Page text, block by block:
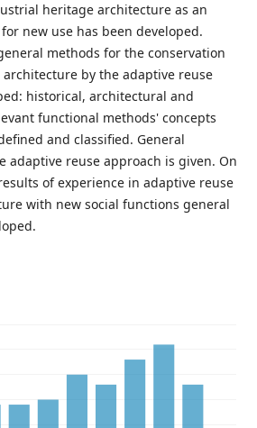
heritage architecture as an
new use has been developed.
methods for the conservation
by the adaptive reuse
historical, architectural and
functional methods' concepts
and classified. General
adaptive reuse approach is given. On
of experience in adaptive reuse
with new social functions general